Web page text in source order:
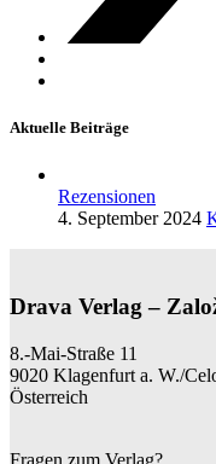
Aktuelle Beiträge
Rezensionen
4. September 2024
Drava Verlag –
8.-Mai-Straße 11
9020 Klagenfurt a. W./
Österreich
Fragen zum Verlag?